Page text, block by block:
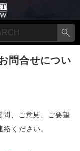
問合せについ
、ご意見、ご要望
ください。